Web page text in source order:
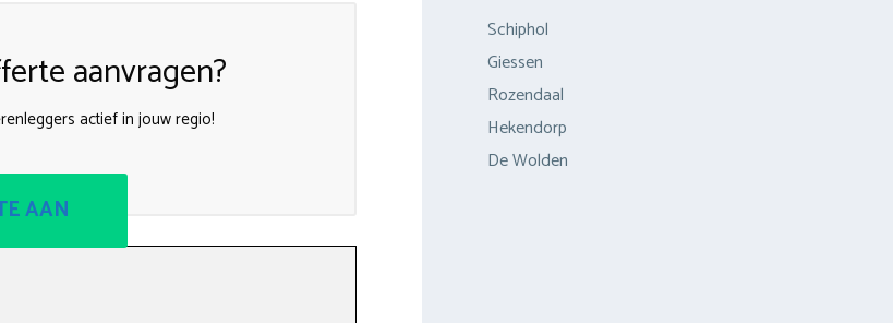
aanvragen?
actief in jouw regio!
AAN
Schiphol
Giessen
Rozendaal
Hekendorp
De Wolden